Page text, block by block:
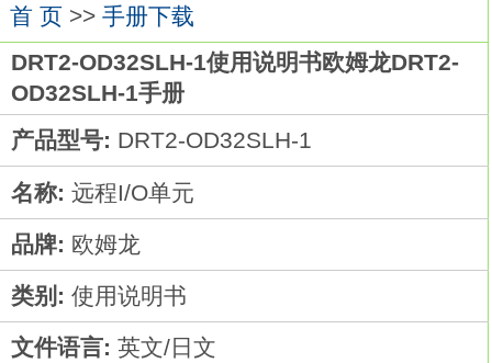
首 页>> 手册下载
DRT2-OD32SLH-1使用说明书欧姆龙DRT2-
OD32SLH-1手册
产品型号: DRT2-OD32SLH-1
名称: 远程I/O单元
品牌: 欧姆龙
类别: 使用说明书
文件语言: 英文/日文